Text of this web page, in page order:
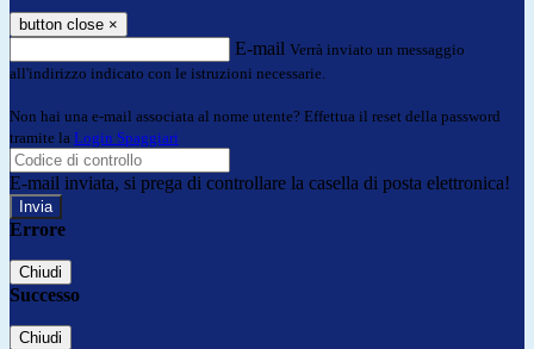
button close ×
E-mail Verrà inviato un messaggio
all'indirizzo indicato con le istruzioni necessarie.
Non hai una e-mail associata al nome utente? Effettua il reset della password
tramite la Login Spaggiari
E-mail inviata, si prega di controllare la casella di posta elettronica!
Errore
Chiudi
Successo
Chiudi